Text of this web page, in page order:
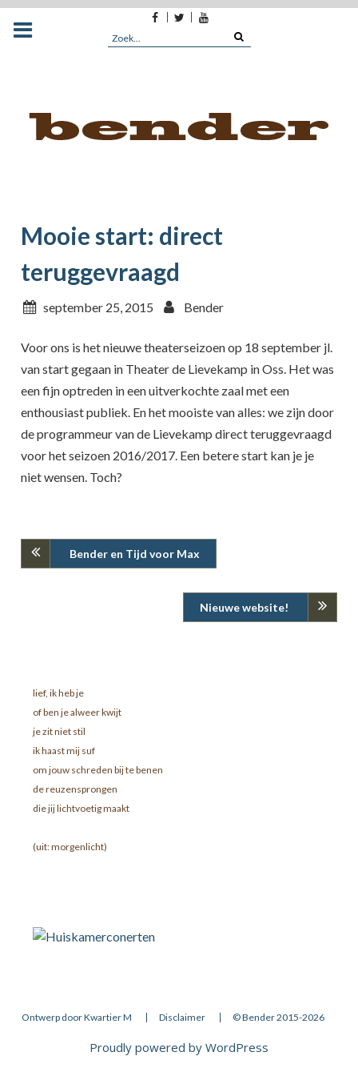
Facebook
TwitterYoutube
Search
Mooie start: direct
teruggevraagd
september 25, 2015 Bender
Voor ons is het nieuwe theaterseizoen op 18 september jl.
van start gegaan in Theater de Lievekamp in Oss. Het was
een fijn optreden in een uitverkochte zaal met een
enthousiast publiek. En het mooiste van alles: we zijn door
de programmeur van de Lievekamp direct teruggevraagd
voor het seizoen 2016/2017. Een betere start kan je je
niet wensen. Toch?
Bender en Tijd voor Max
Nieuwe website!
lief, ik heb je
of ben je alweer kwijt
je zit niet stil
ik haast mij suf
om jouw schreden bij te benen
de reuzensprongen
die jij lichtvoetig maakt
(uit: morgenlicht)
Ontwerp door Kwartier M Disclaimer © Bender 2015-2026
Proudly powered by WordPress